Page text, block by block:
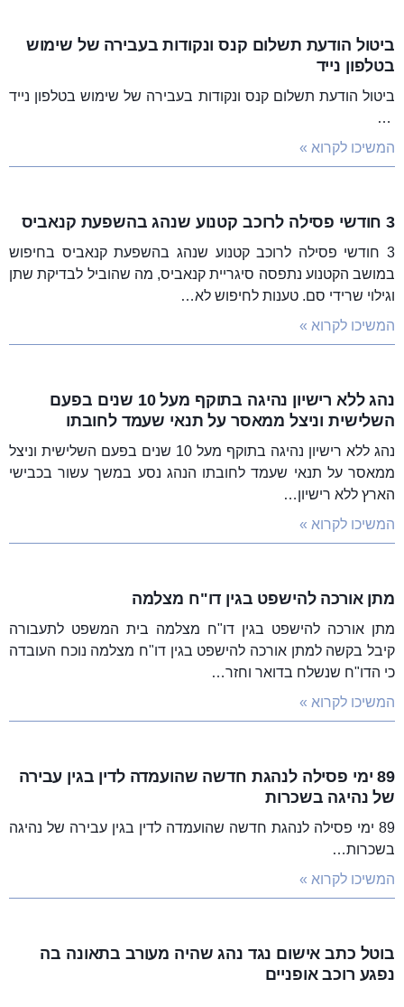
ביטול הודעת תשלום קנס ונקודות בעבירה של שימוש
בטלפון נייד
ביטול הודעת תשלום קנס ונקודות בעבירה של שימוש בטלפון נייד
…
המשיכו לקרוא »
3 חודשי פסילה לרוכב קטנוע שנהג בהשפעת קנאביס
3 חודשי פסילה לרוכב קטנוע שנהג בהשפעת קנאביס בחיפוש
במושב הקטנוע נתפסה סיגריית קנאביס, מה שהוביל לבדיקת שתן
וגילוי שרידי סם. טענות לחיפוש לא…
המשיכו לקרוא »
נהג ללא רישיון נהיגה בתוקף מעל 10 שנים בפעם
השלישית וניצל ממאסר על תנאי שעמד לחובתו
נהג ללא רישיון נהיגה בתוקף מעל 10 שנים בפעם השלישית וניצל
ממאסר על תנאי שעמד לחובתו הנהג נסע במשך עשור בכבישי
הארץ ללא רישיון…
המשיכו לקרוא »
מתן אורכה להישפט בגין דו"ח מצלמה
מתן אורכה להישפט בגין דו"ח מצלמה בית המשפט לתעבורה
קיבל בקשה למתן אורכה להישפט בגין דו"ח מצלמה נוכח העובדה
כי הדו"ח שנשלח בדואר וחזר…
המשיכו לקרוא »
89 ימי פסילה לנהגת חדשה שהועמדה לדין בגין עבירה
של נהיגה בשכרות
89 ימי פסילה לנהגת חדשה שהועמדה לדין בגין עבירה של נהיגה
בשכרות…
המשיכו לקרוא »
בוטל כתב אישום נגד נהג שהיה מעורב בתאונה בה
נפגע רוכב אופניים